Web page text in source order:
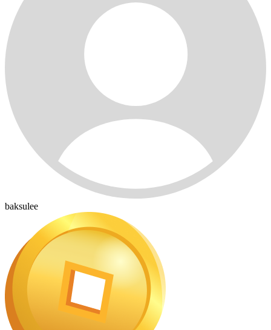
baksulee